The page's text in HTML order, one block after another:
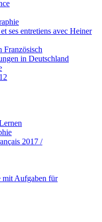
ses entretiens avec Heiner
Französisch
in Deutschland
2017 /
Aufgaben für